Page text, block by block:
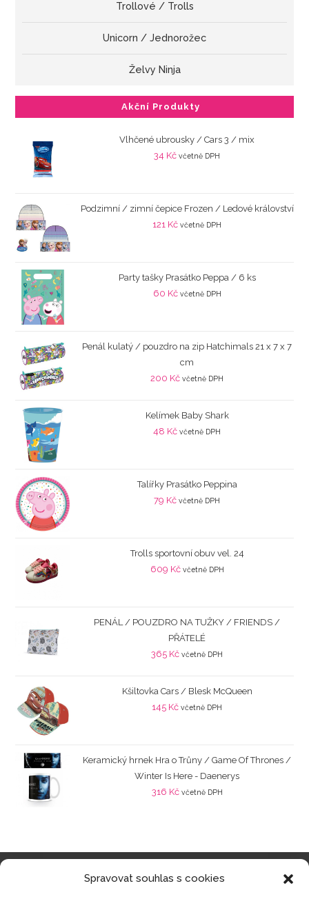
Spravovat souhlas s cookies
Trollové / Trolls
Unicorn / Jednorožec
Želvy Ninja
Akční Produkty
Vlhčené ubrousky / Cars 3 / mix
34 Kč včetně DPH
Podzimní / zimní čepice Frozen / Ledové království
121 Kč včetně DPH
Party tašky Prasátko Peppa / 6 ks
60 Kč včetně DPH
Penál kulatý / pouzdro na zip Hatchimals 21 x 7 x 7
cm
200 Kč včetně DPH
Kelímek Baby Shark
48 Kč včetně DPH
Talířky Prasátko Peppina
79 Kč včetně DPH
Trolls sportovní obuv vel. 24
609 Kč včetně DPH
PENÁL / POUZDRO NA TUŽKY / FRIENDS /
PŘÁTELÉ
365 Kč včetně DPH
Kšiltovka Cars / Blesk McQueen
145 Kč včetně DPH
Keramický hrnek Hra o Trůny / Game Of Thrones /
Winter Is Here - Daenerys
316 Kč včetně DPH